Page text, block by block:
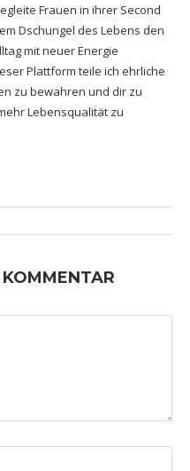
Frauen in ihrer Second
Dschungel des Lebens den
mit neuer Energie
Plattform teile ich ehrliche
zu bewahren und dir zu
Lebensqualität zu